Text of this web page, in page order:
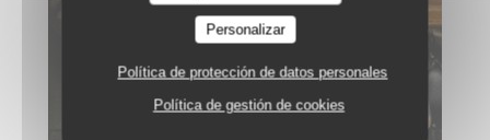
Personalizar
Política de protección de datos personales
Política de gestión de cookies